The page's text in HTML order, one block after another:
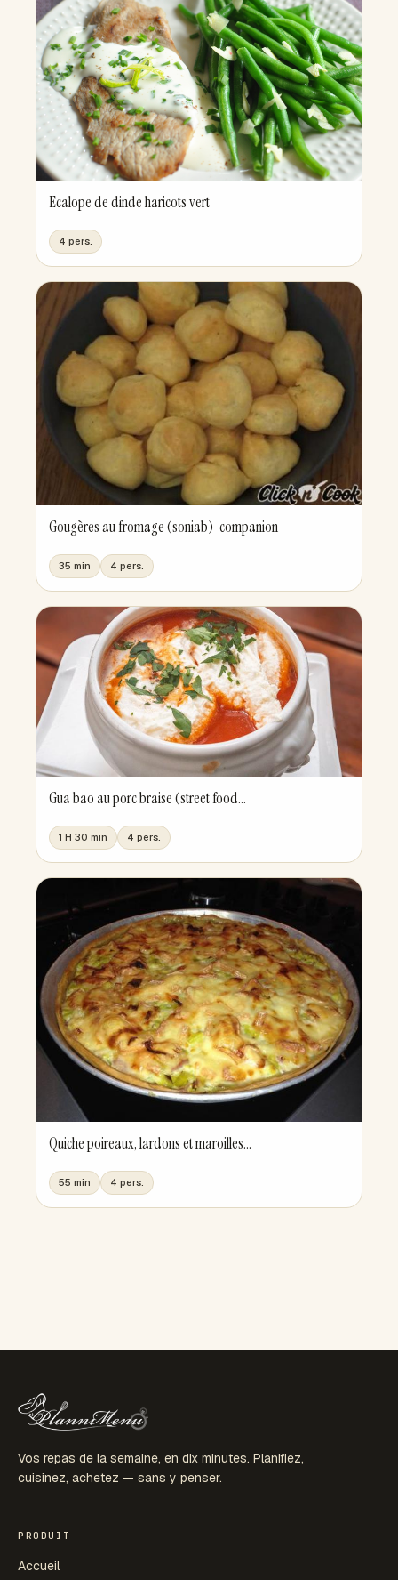
Ecalope de dinde haricots vert
4 pers.
Gougères au fromage (soniab)-companion
35 min 4 pers.
Gua bao au porc braise (street food...
1 H 30 min 4 pers.
Quiche poireaux, lardons et maroilles...
55 min 4 pers.
Vos repas de la semaine, en dix minutes. Planifiez,
cuisinez, achetez — sans y penser.
PRODUIT
Accueil